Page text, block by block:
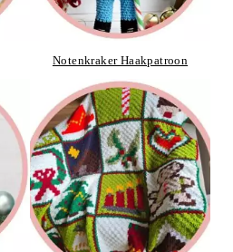
Notenkraker Haakpatroon